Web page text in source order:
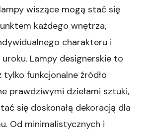
wiszące mogą stać się
każdego wnętrza,
charakteru i
Lampy designerskie to
tylko funkcjonalne źródło
prawdziwymi dziełami sztuki,
się doskonałą dekoracją dla
Od minimalistycznych i